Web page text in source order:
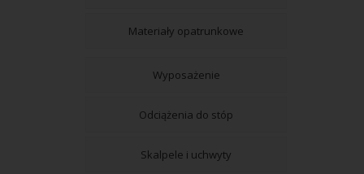
Materiały opatrunkowe
Wyposażenie
Odciążenia do stóp
Skalpele i uchwyty